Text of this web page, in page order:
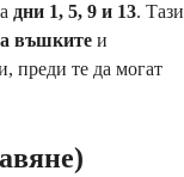
дни 1, 5, 9 и 13. Тази
въшките и
преди те да могат